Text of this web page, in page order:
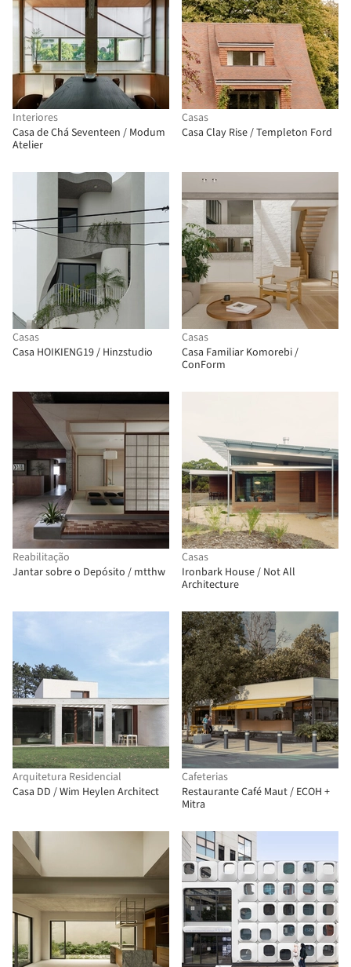
Interiores
Casa de Chá Seventeen / Modum
Atelier
Casas
Casa Clay Rise / Templeton Ford
Casas
Casa HOIKIENG19 / Hinzstudio
Casas
Casa Familiar Komorebi /
ConForm
Reabilitação
Jantar sobre o Depósito / mtthw
Casas
Ironbark House / Not All
Architecture
Arquitetura Residencial
Casa DD / Wim Heylen Architect
Cafeterias
Restaurante Café Maut / ECOH +
Mitra